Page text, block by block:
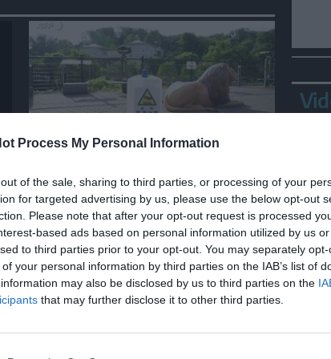
Process My Personal Information
of the sale, sharing to third parties, or processing of your
for targeted advertising by us, please use the below opt-out
Please note that after your opt-out request is processed
based ads based on personal information utilized by us
to third parties prior to your opt-out. You may separately
your personal information by third parties on the IAB’s list of
may also be disclosed by us to third parties on the
that may further disclose it to other third parties.
Caldo record a Tokyo, morti
tre leoni dello zoo di Tama